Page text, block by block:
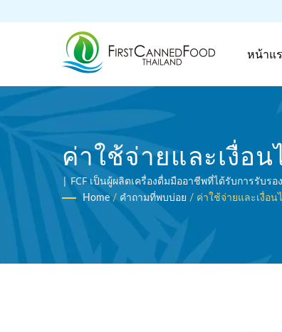
หน้าแ
ค่าใช้จ่ายและเงื่อ
ผลิตอาหารกระป๋อ
(Thai) Co., Ltd.
| FCF เป็นผู้ผลิตเครื่องดื่มมืออาชีพที่ได้รับการรับร
Home / คำถามที่พบบ่อย / ค่าใช้จ่ายและเงื่อน